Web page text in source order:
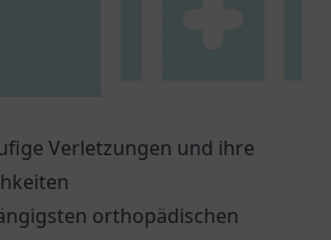
Verletzungen und ihre
orthopädischen